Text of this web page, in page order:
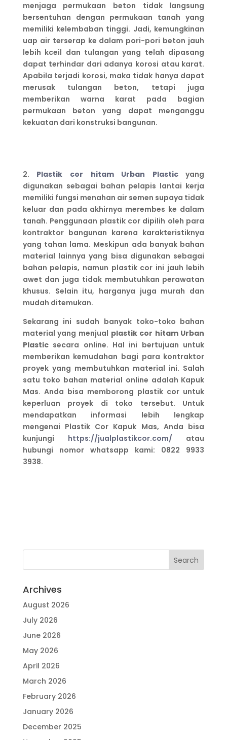
menjaga permukaan beton tidak langsung
bersentuhan dengan permukaan tanah yang
memiliki kelembaban tinggi. Jadi, kemungkinan
uap air terserap ke dalam pori-pori beton jauh
lebih kceil dan tulangan yang telah dipasang
dapat terhindar dari adanya korosi atau karat.
Apabila terjadi korosi, maka tidak hanya dapat
merusak tulangan beton, tetapi juga
memberikan warna karat pada bagian
permukaan beton yang dapat menganggu
kekuatan dari konstruksi bangunan.
2. Plastik cor hitam Urban Plasticyang
digunakan sebagai bahan pelapis lantai kerja
memiliki fungsi menahan air semen supaya tidak
keluar dan pada akhirnya merembes ke dalam
tanah. Penggunaan plastik cor dipilih oleh para
kontraktor bangunan karena karakteristiknya
yang tahan lama. Meskipun ada banyak bahan
material lainnya yang bisa digunakan sebagai
bahan pelapis, namun plastik cor ini jauh lebih
awet dan juga tidak membutuhkan perawatan
khusus. Selain itu, harganya juga murah dan
mudah ditemukan.
Sekarang ini sudah banyak toko-toko bahan
material yang menjual plastik cor hitam Urban
Plasticsecara online. Hal ini bertujuan untuk
memberikan kemudahan bagi para kontraktor
proyek yang membutuhkan material ini. Salah
satu toko bahan material online adalah Kapuk
Mas. Anda bisa memborong plastik cor untuk
keperluan proyek di toko tersebut. Untuk
mendapatkan informasi lebih lengkap
mengenai Plastik Cor Kapuk Mas, Anda bisa
kunjungi https://jualplastikcor.com/ atau
hubungi nomor whatsapp kami: 0822 9933
3938.
Archives
August 2026
July 2026
June 2026
May 2026
April 2026
March 2026
February 2026
January 2026
December 2025